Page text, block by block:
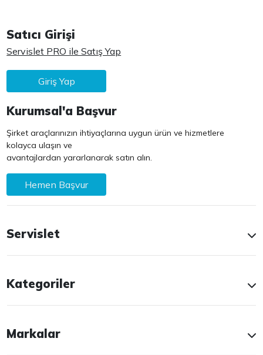
Satıcı Girişi
Servislet PRO ile Satış Yap
Giriş Yap
Kurumsal'a Başvur
Şirket araçlarınızın ihtiyaçlarına uygun ürün ve hizmetlere
kolayca ulaşın ve
avantajlardan yararlanarak satın alın.
Hemen Başvur
Servislet
Kategoriler
Markalar